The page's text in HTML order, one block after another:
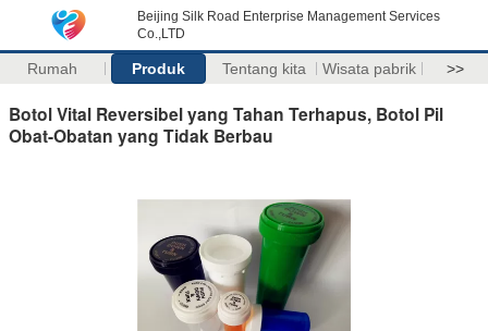
Beijing Silk Road Enterprise Management Services
Co.,LTD
Rumah Produk Tentang kita Wisata pabrik >>
Botol Vital Reversibel yang Tahan Terhapus, Botol Pil
Obat-Obatan yang Tidak Berbau